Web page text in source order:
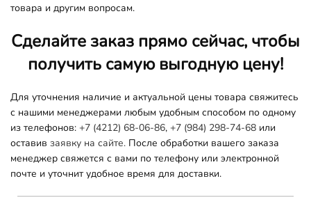
товара и другим вопросам.
Сделайте заказ прямо сейчас, чтобы
получить самую выгодную цену!
Для уточнения наличие и актуальной цены товара свяжитесь
с нашими менеджерами любым удобным способом по одному
из телефонов: +7 (4212) 68-06-86, +7 (984) 298-74-68 или
оставив заявку на сайте. После обработки вашего заказа
менеджер свяжется с вами по телефону или электронной
почте и уточнит удобное время для доставки.